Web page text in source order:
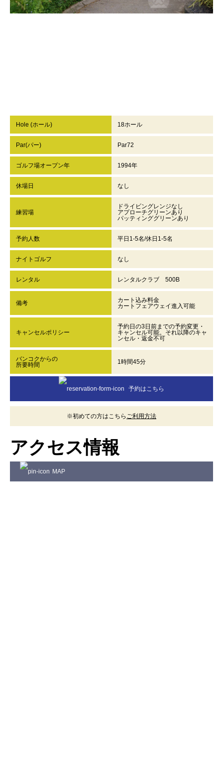
Hole (ホール) 18ホール
Par(パー) Par72
ゴルフ場オープン年 1994年
休場日 なし
練習場
ドライビングレンジなし
アプローチグリーンあり
パッティンググリーンあり
予約人数 平日1-5名/休日1-5名
ナイトゴルフ なし
レンタル レンタルクラブ 500B
備考
カート込み料金
カートフェアウェイ進入可能
キャンセルポリシー
予約日の3日前までの予約変更・
キャンセル可能。それ以降のキャ
ンセル・返金不可
バンコクからの
所要時間
1時間45分
予約はこちら
※初めての方はこちら ご利用方法
アクセス情報
MAP